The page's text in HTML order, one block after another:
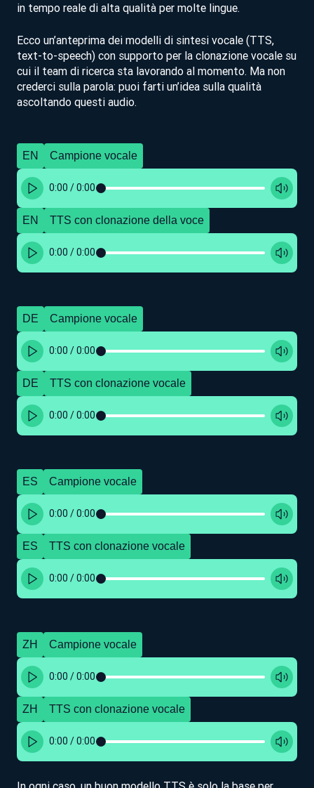
in tempo reale di alta qualità per molte lingue.
Ecco un’anteprima dei modelli di sintesi vocale (TTS,
text-to-speech) con supporto per la clonazione vocale su
cui il team di ricerca sta lavorando al momento. Ma non
crederci sulla parola: puoi farti un’idea sulla qualità
ascoltando questi audio.
EN Campione vocale
0:00 /0:00
EN TTS con clonazione della voce
0:00 /0:00
DE Campione vocale
0:00 /0:00
DE TTS con clonazione vocale
0:00 /0:00
ES Campione vocale
0:00 /0:00
ES TTS con clonazione vocale
0:00 /0:00
ZH Campione vocale
0:00 /0:00
ZH TTS con clonazione vocale
0:00 /0:00